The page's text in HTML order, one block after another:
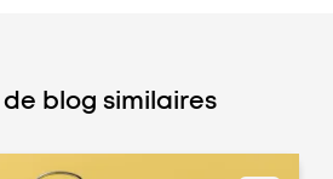
blog similaires